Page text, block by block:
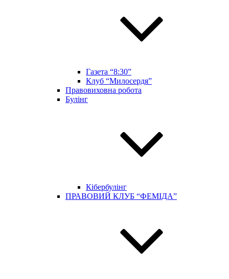
Газета “8:30”
Клуб “Милосердя”
Правовиховна робота
Булінг
Кібербулінг
ПРАВОВИЙ КЛУБ “ФЕМІДА”